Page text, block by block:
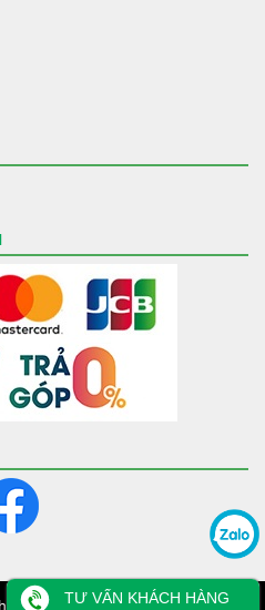
- All Rights Services
TƯ VẤN KHÁCH HÀNG